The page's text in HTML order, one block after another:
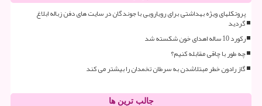
پروتکلهای ویژه بهداشتی برای رویارویی با جوندگان در سایت های دفن زباله ابلاغ
گردید
رکورد 10 ساله اهدای خون شکسته شد
چه طور با چاقی مقابله کنیم؟
گاز رادون خطر مبتلاشدن به سرطان تخمدان را بیشتر می کند
جالب ترین ها